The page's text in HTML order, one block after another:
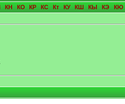
КН КО КР КС Кт КУ КШ КЫ КЭ КЮ